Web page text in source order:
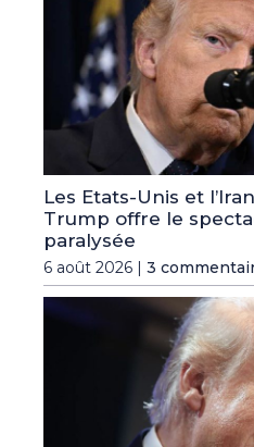
Les Etats-Unis et
Trump offre le
paralysée
6 août 2026 | 3